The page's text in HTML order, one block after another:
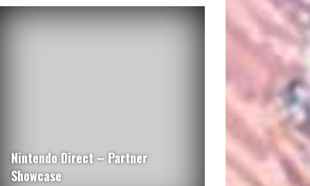
Nintendo Direct – Partner
Showcase